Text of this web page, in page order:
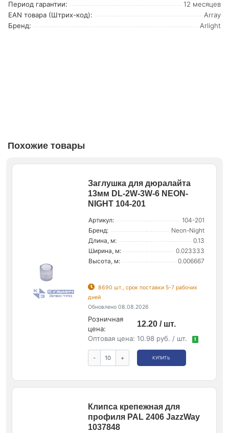
Период гарантии:
12 месяцев
EAN товара (Штрих-код):
Array
Бренд:
Arlight
Похожие товары
Заглушка для дюралайта
13мм DL-2W-3W-6 NEON-
NIGHT 104-201
Артикул:
104-201
Бренд:
Neon-Night
Длина, м:
0.13
Ширина, м:
0.023333
Высота, м:
0.006667
8690 шт., срок поставки 5-7 рабочих
дней
Обновлено 08.08.2026
Розничная
цена:
12.20 / шт.
Оптовая цена: 10.98 руб. / шт. !
- + КУПИТЬ
Клипса крепежная для
профиля PAL 2406 JazzWay
1037848